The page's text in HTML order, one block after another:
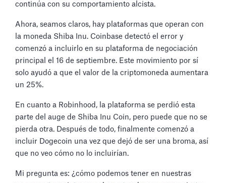
continúa con su comportamiento alcista.
Ahora, seamos claros, hay plataformas que operan con
la moneda Shiba Inu. Coinbase detectó el error y
comenzó a incluirlo en su plataforma de negociación
principal el 16 de septiembre. Este movimiento por sí
solo ayudó a que el valor de la criptomoneda aumentara
un 25%.
En cuanto a Robinhood, la plataforma se perdió esta
parte del auge de Shiba Inu Coin, pero puede que no se
pierda otra. Después de todo, finalmente comenzó a
incluir Dogecoin una vez que dejó de ser una broma, así
que no veo cómo no lo incluirían.
Mi pregunta es: ¿cómo podemos tener en nuestras